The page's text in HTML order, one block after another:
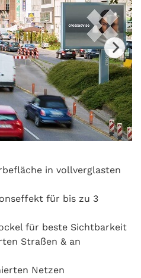
in vollverglasten
für bis zu 3
für beste Sichtbarkeit
Straßen & an
Netzen